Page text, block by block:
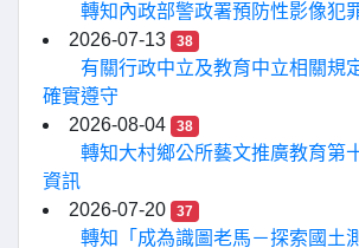
轉知內政部警政署預防性影像犯
2026-07-13
38
有關行政中立及教育中立相關規
確實遵守
2026-08-04
38
轉知大村鄉公所藝文推廣教育第
資訊
2026-07-20
37
轉知「成為識圖老馬－探索國土